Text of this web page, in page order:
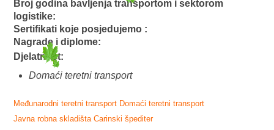
Broj godina bavljenja transportom i sektorom
logistike:
Sertifikati koje posjedujemo :
Nagrade i diplome:
Djelatnost:
Domaći teretni transport
Međunarodni teretni transport Domaći teretni transport
Javna robna skladišta Carinski špediter